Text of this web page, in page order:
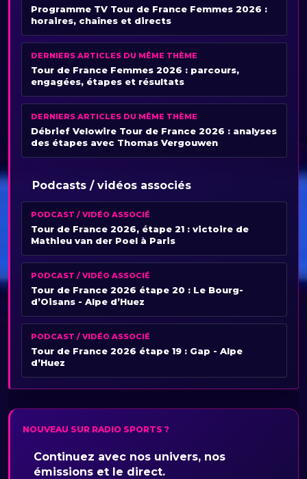
Programme TV Tour de France Femmes 2026 :
horaires, chaînes et directs
DERNIERS ARTICLES DU MÊME THÈME
Tour de France Femmes 2026 : parcours,
engagées, étapes et résultats
DERNIERS ARTICLES DU MÊME THÈME
Débrief Velowire Tour de France 2026 : analyses
des étapes avec Thomas Vergouwen
Podcasts / vidéos associés
PODCAST / VIDÉO ASSOCIÉ
Tour de France 2026, étape 21 : victoire de
Mathieu van der Poel à Paris
PODCAST / VIDÉO ASSOCIÉ
Tour de France 2026 étape 20 : Le Bourg-
d’Oisans - Alpe d’Huez
PODCAST / VIDÉO ASSOCIÉ
Tour de France 2026 étape 19 : Gap - Alpe
d’Huez
NOUVEAU SUR RADIO SPORTS ?
Continuez avec nos univers, nos
émissions et le direct.